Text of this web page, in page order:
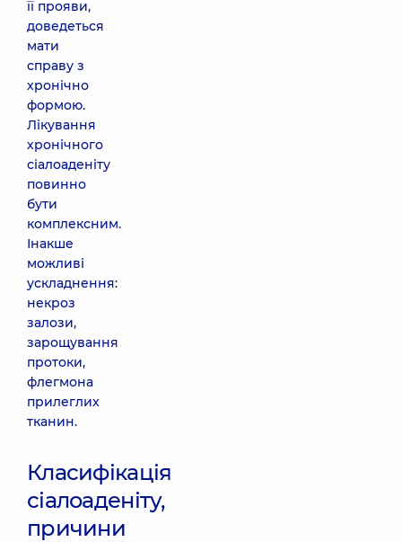
її прояви,
доведеться
мати
справу з
хронічно
формою.
Лікування
хронічного
сіалоаденіту
повинно
бути
комплексним.
Інакше
можливі
ускладнення:
некроз
залози,
зарощування
протоки,
флегмона
прилеглих
тканин.
Класифікація
сіалоаденіту,
причини